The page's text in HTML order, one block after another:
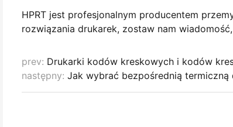
HPRT jest profesjonalnym producentem
rozwiązania drukarek, zostaw nam
prev: Drukarki kodów kreskowych i kodów
następny: Jak wybrać bezpośrednią